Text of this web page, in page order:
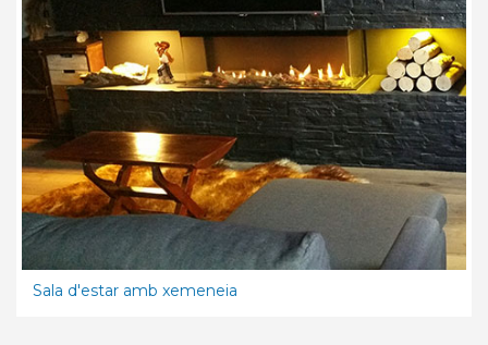
Sala d'estar amb xemeneia